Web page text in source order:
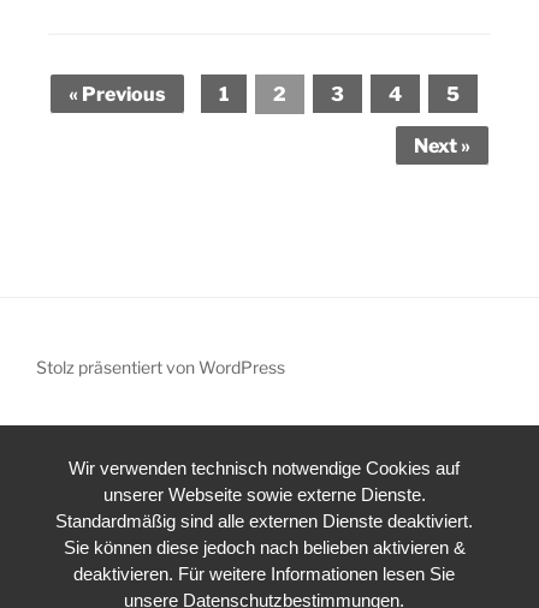
« Previous 1 2 3 4 5
Next »
Stolz präsentiert von WordPress
Wir verwenden technisch notwendige Cookies auf
unserer Webseite sowie externe Dienste.
Standardmäßig sind alle externen Dienste deaktiviert.
Sie können diese jedoch nach belieben aktivieren &
deaktivieren. Für weitere Informationen lesen Sie
unsere Datenschutzbestimmungen.